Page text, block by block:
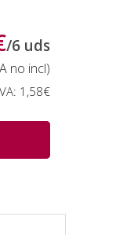
/6 uds
no incl)
1,58€